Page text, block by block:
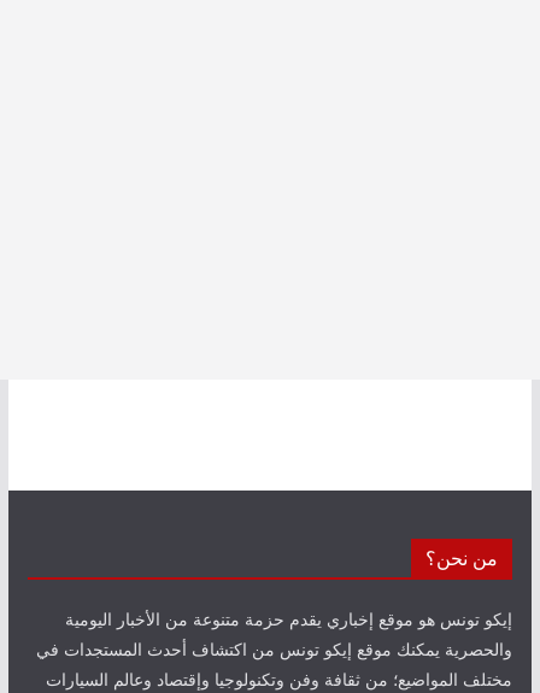
من نحن؟
إيكو تونس هو موقع إخباري يقدم حزمة متنوعة من الأخبار اليومية
والحصرية يمكنك موقع إيكو تونس من اكتشاف أحدث المستجدات في
مختلف المواضيع؛ من ثقافة وفن وتكنولوجيا وإقتصاد وعالم السيارات